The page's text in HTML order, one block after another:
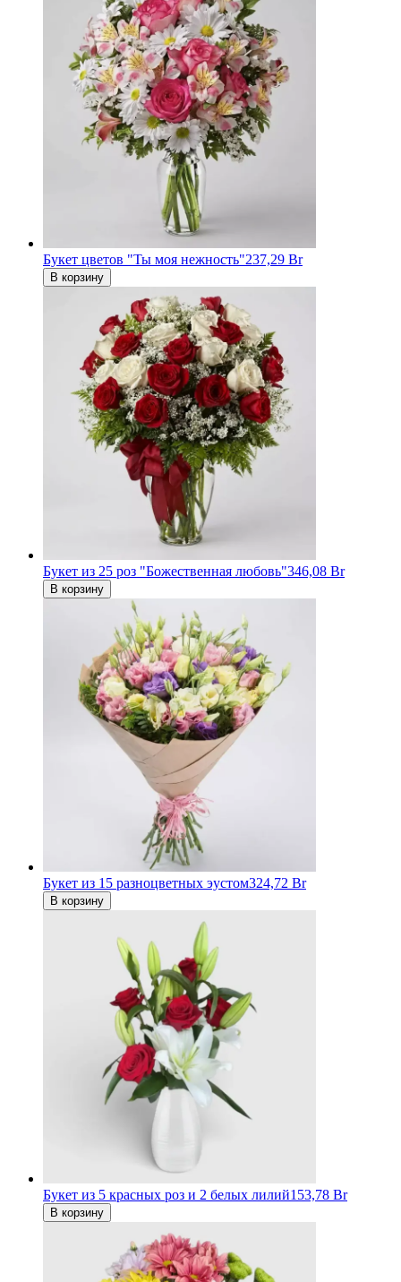
Букет цветов "Ты моя нежность"237,29 Br
В корзину
Букет из 25 роз "Божественная любовь"346,08 Br
В корзину
Букет из 15 разноцветных эустом324,72 Br
В корзину
Букет из 5 красных роз и 2 белых лилий153,78 Br
В корзину